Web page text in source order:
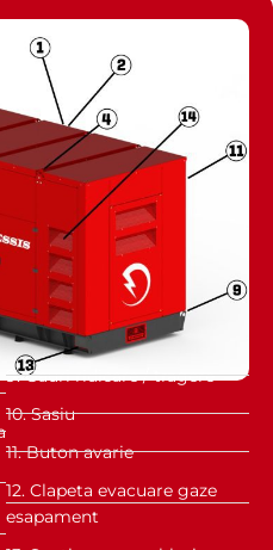
9. Gauri ridicare / tragere
10. Sasiu
11. Buton avarie
12. Clapeta evacuare gaze
esapament